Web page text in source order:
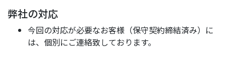
弊社の対応
今回の対応が必要なお客様（保守契約締結済み）に
は、個別にご連絡致しております。